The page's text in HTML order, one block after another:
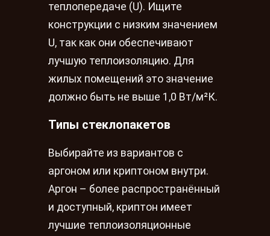
теплопередаче (U). Ищите
конструкции с низким значением
U, так как они обеспечивают
лучшую теплоизоляцию. Для
жилых помещений это значение
должно быть не выше 1,0 Вт/м²К.
Типы стеклопакетов
Выбирайте из вариантов с
аргоном или криптоном внутри.
Аргон – более распространённый
и доступный, криптон имеет
лучшие теплоизоляционные